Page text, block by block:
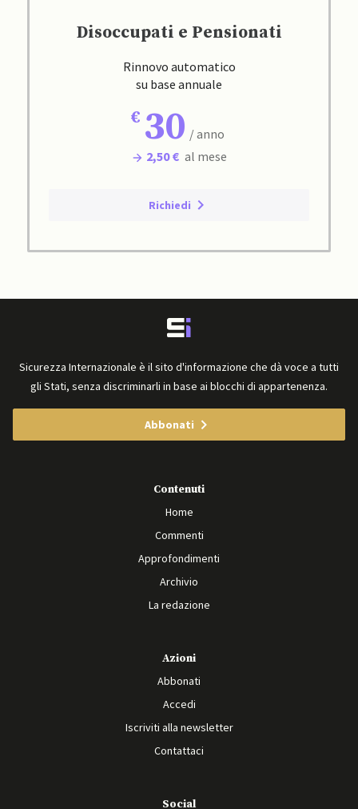
Disoccupati e Pensionati
Rinnovo automatico
su base annuale
30 / anno
2,50 € al mese
Richiedi
Sicurezza Internazionale è il sito d'informazione che dà voce a tutti
gli Stati, senza discriminarli in base ai blocchi di appartenenza.
Abbonati
Contenuti
Home
Commenti
Approfondimenti
Archivio
La redazione
Azioni
Abbonati
Accedi
Iscriviti alla newsletter
Contattaci
Social